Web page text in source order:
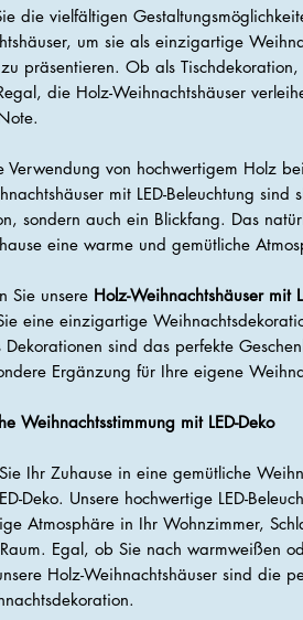
die vielfältigen
um sie als einzigartige
präsentieren. Ob als
die Holz-Weihnachtshäuser
Verwendung von hochwertigem Holz
mit LED-Beleuchtung sind
sondern auch ein Blickfang. Das
eine warme und gemütliche
Sie unsere Holz-Weihnachtshäuser mit
eine einzigartige
Dekorationen sind das perfekte
Ergänzung für Ihre eigene
Weihnachtsstimmung mit LED-Deko
Ihr Zuhause in eine gemütliche
Deko. Unsere hochwertige LED-
Atmosphäre in Ihr Wohnzimmer,
Egal, ob Sie nach warmweißen
Holz-Weihnachtshäuser sind die